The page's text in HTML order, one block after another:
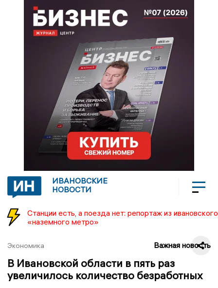
ИВАНОВСКИЕ
НОВОСТИ
Станции есть, а поезда нет: репортаж из ивановского
«наземного метро»
Экономика Важная новость
В Ивановской области в пять раз
увеличилось количество безработных